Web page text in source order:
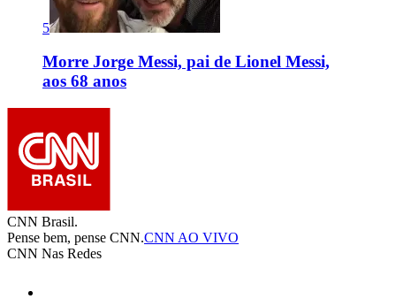
5
Morre Jorge Messi, pai de Lionel Messi,
aos 68 anos
CNN Brasil.
Pense bem, pense CNN.CNN AO VIVO
CNN Nas Redes